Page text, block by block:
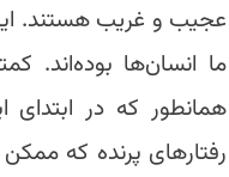
عجیب و غریب هستند.
ما انسان‌ها بوده‌اند.
همانطور که در ابتدای
رفتارهای پرنده که